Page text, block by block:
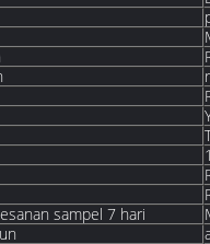
sampel 7 hari